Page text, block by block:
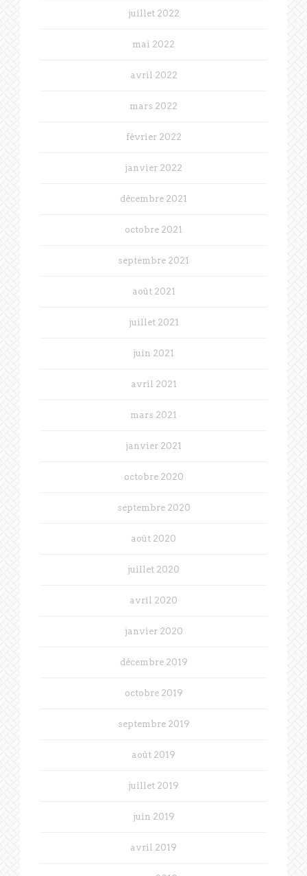
juillet 2022
mai 2022
avril 2022
mars 2022
février 2022
janvier 2022
décembre 2021
octobre 2021
septembre 2021
août 2021
juillet 2021
juin 2021
avril 2021
mars 2021
janvier 2021
octobre 2020
septembre 2020
août 2020
juillet 2020
avril 2020
janvier 2020
décembre 2019
octobre 2019
septembre 2019
août 2019
juillet 2019
juin 2019
avril 2019